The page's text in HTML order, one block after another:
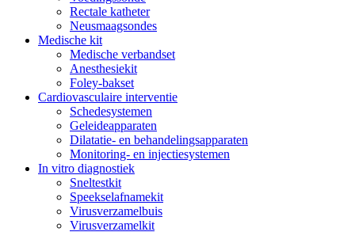
Rectale katheter
Neusmaagsondes
Medische kit
Medische verbandset
Anesthesiekit
Foley-bakset
Cardiovasculaire interventie
Schedesystemen
Geleideapparaten
Dilatatie- en behandelingsapparaten
Monitoring- en injectiesystemen
In vitro diagnostiek
Sneltestkit
Speekselafnamekit
Virusverzamelbuis
Virusverzamelkit